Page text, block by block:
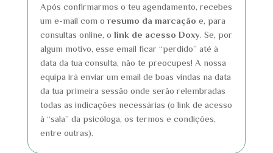
Após confirmarmos o teu agendamento, recebes
um e-mail com o resumo da marcação e, para
consultas online, o link de acesso Doxy. Se, por
algum motivo, esse email ficar “perdido” até à
data da tua consulta, não te preocupes! A nossa
equipa irá enviar um email de boas vindas na data
da tua primeira sessão onde serão relembradas
todas as indicações necessárias (o link de acesso
à “sala” da psicóloga, os termos e condições,
entre outras).